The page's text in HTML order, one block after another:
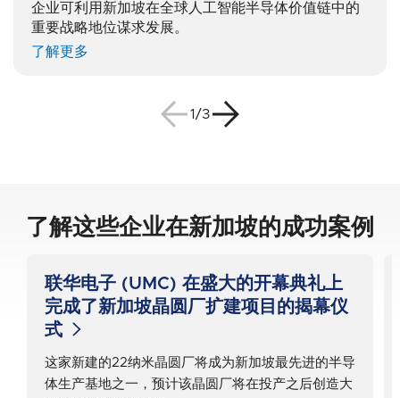
企业可利用新加坡在全球人工智能半导体价值链中的
重要战略地位谋求发展。
了解更多
1/3
了解这些企业在新加坡的成功案例
联华电子 (UMC) 在盛大的开幕典礼上
完成了新加坡晶圆厂扩建项目的揭幕仪
式
这家新建的22纳米晶圆厂将成为新加坡最先进的半导
体生产基地之一，预计该晶圆厂将在投产之后创造大